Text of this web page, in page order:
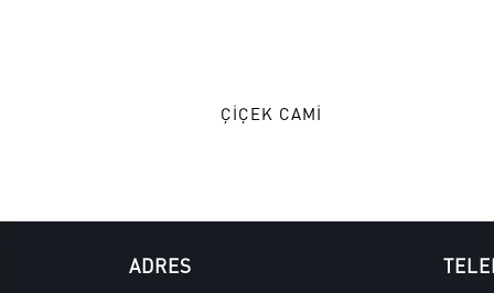
ÇİÇEK CAMİ
ADRES